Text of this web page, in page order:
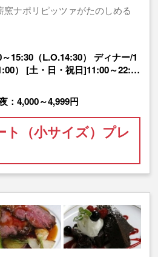
ナポリピッツァがたのしめる
15:30（L.O.14:30） ディナー/1
） [土・日・祝日]11:00～22:…
：4,000～4,999円
ト（小サイズ）プレ